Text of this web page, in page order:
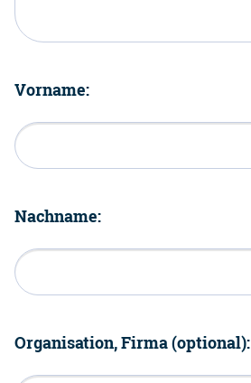
Vorname:
Nachname:
Organisation, Firma (optional):